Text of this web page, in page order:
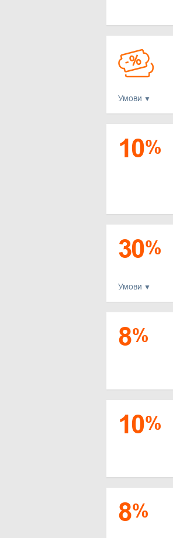
Умови
10%
30%
Умови
8%
10%
8%